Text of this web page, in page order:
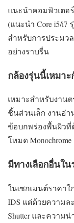
แนะนำคอมพิวเตอ
(แนะนำ Core i5/i7
สำหรับการประมวล
อย่างราบรื่น
กล้องรุ่นนี้เหมา
เหมาะสำหรับงาน
ชิ้นส่วนเล็ก งานอ่า
ข้อบกพร่องพื้นผิวที่
โหมด Monochrome
มีทางเลือกอื่นใ
ในเซกเมนต์ราคาใ
IDS แต่ด้วยความละ
Shutter และความน่